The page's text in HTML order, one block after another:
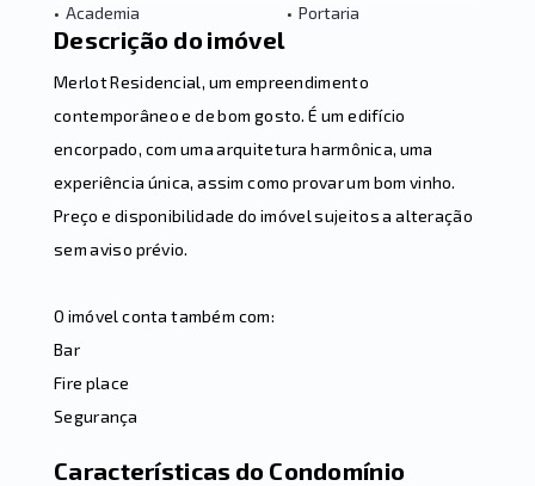
• Academia • Portaria
Descrição do imóvel
Merlot Residencial, um empreendimento
contemporâneo e de bom gosto. É um edifício
encorpado, com uma arquitetura harmônica, uma
experiência única, assim como provar um bom vinho.
Preço e disponibilidade do imóvel sujeitos a alteração
sem aviso prévio.
O imóvel conta também com:
Bar
Fire place
Segurança
Características do Condomínio